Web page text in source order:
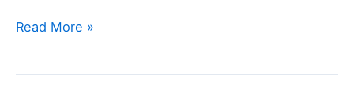
Read More »